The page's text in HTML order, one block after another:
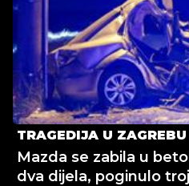
TRAGEDIJA U ZAGREBU
Mazda se zabila u
dva dijela, poginulo